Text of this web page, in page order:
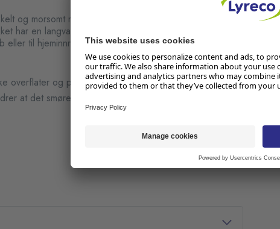
og morsomt med permanente merkepenner fra
har en langvarig glans og er praktisk for kreative
eller til hjeminnredningen.
overflater og porøse flater, som papp
at det smøres utover